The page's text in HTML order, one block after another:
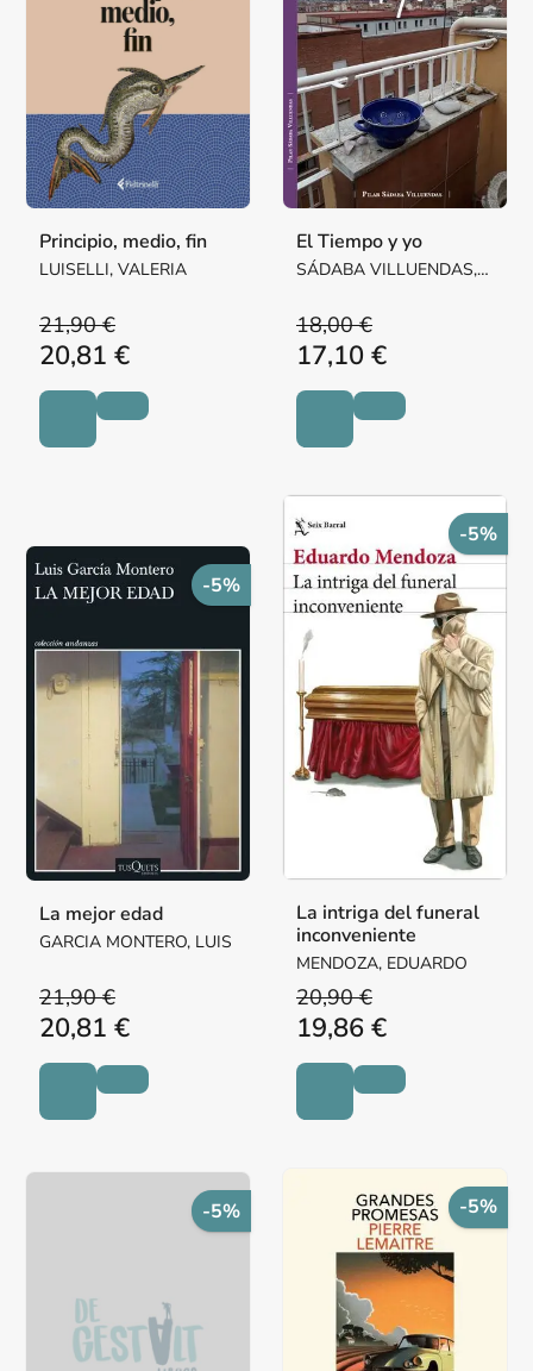
Principio, medio, fin
LUISELLI, VALERIA
21,90 €
20,81 €
El Tiempo y yo
SÁDABA VILLUENDAS,
18,00 €
17,10 €
-5%
La mejor edad
GARCIA MONTERO, LUIS
21,90 €
20,81 €
-5%
La intriga del funeral
inconveniente
MENDOZA, EDUARDO
20,90 €
19,86 €
-5% -5%